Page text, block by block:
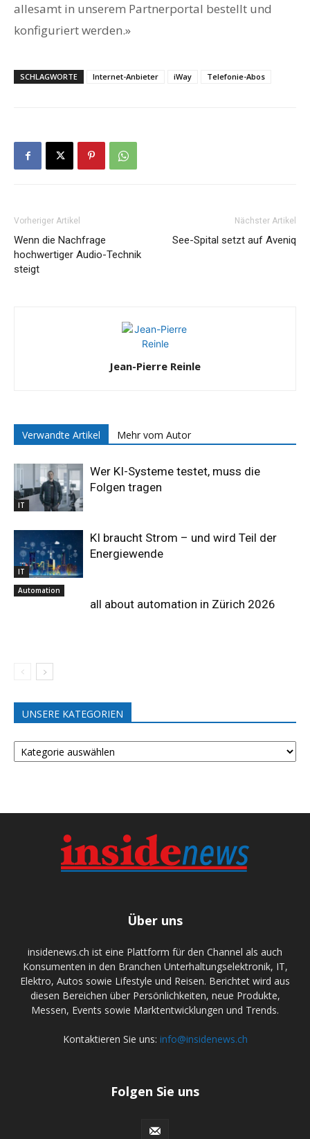
allesamt in unserem Partnerportal bestellt und
konfiguriert werden.»
SCHLAGWORTE Internet-Anbieter iWay Telefonie-Abos
Vorheriger Artikel
Wenn die Nachfrage
hochwertiger Audio-Technik
steigt
Nächster Artikel
See-Spital setzt auf Aveniq
Jean-Pierre Reinle
Verwandte Artikel Mehr vom Autor
IT
Wer KI-Systeme testet, muss die
Folgen tragen
IT
KI braucht Strom – und wird Teil der
Energiewende
Automation
all about automation in Zürich 2026
UNSERE KATEGORIEN
UNSERE
KATEGORIEN
Über uns
insidenews.ch ist eine Plattform für den Channel als auch
Konsumenten in den Branchen Unterhaltungselektronik, IT,
Elektro, Autos sowie Lifestyle und Reisen. Berichtet wird aus
diesen Bereichen über Persönlichkeiten, neue Produkte,
Messen, Events sowie Marktentwicklungen und Trends.
Kontaktieren Sie uns: info@insidenews.ch
Folgen Sie uns